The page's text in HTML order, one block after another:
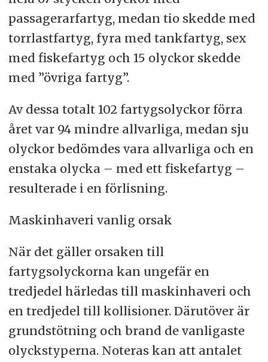
passagerarfartyg, medan tio skedde med
torrlastfartyg, fyra med tankfartyg, sex
med fiskefartyg och 15 olyckor skedde
med ”övriga fartyg”.
Av dessa totalt 102 fartygsolyckor förra
året var 94 mindre allvarliga, medan sju
olyckor bedömdes vara allvarliga och en
enstaka olycka – med ett fiskefartyg –
resulterade i en förlisning.
Maskinhaveri vanlig orsak
När det gäller orsaken till
fartygsolyckorna kan ungefär en
tredjedel härledas till maskinhaveri och
en tredjedel till kollisioner. Därutöver är
grundstötning och brand de vanligaste
olyckstyperna. Noteras kan att antalet